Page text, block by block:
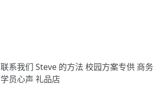
联系我们 Steve 的方法 校园方案专供 商务
学员心声 礼品店